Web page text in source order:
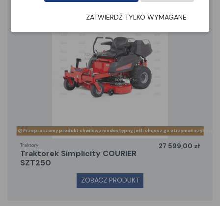
Przepraszamy produkt chwilowo niedostępny, jeśli chcesz go otrzymać szybciej
Traktory
traktorek Simplicity COURIER
SZT250
27 599,00 zł
ZOBACZ PRODUKT
ZATWIERDŹ TYLKO WYMAGANE